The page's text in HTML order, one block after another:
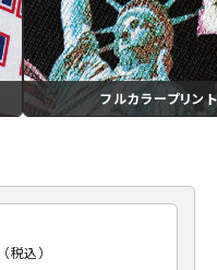
フルカラープリント
（税込）